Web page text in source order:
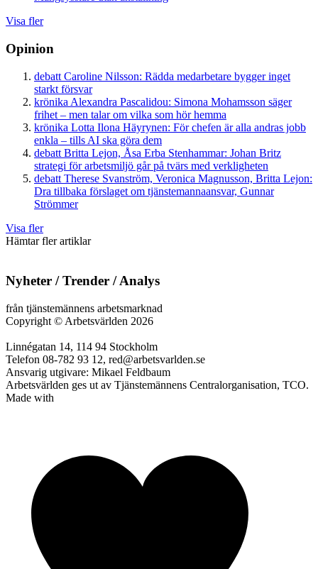
Visa fler
Opinion
debatt Caroline Nilsson: Rädda medarbetare bygger inget
starkt försvar
krönika Alexandra Pascalidou: Simona Mohamsson säger
frihet – men talar om vilka som hör hemma
krönika Lotta Ilona Häyrynen: För chefen är alla andras jobb
enkla – tills AI ska göra dem
debatt Britta Lejon, Åsa Erba Stenhammar: Johan Britz
strategi för arbetsmiljö går på tvärs med verkligheten
debatt Therese Svanström, Veronica Magnusson, Britta Lejon:
Dra tillbaka förslaget om tjänstemannaansvar, Gunnar
Strömmer
Visa fler
Hämtar fler artiklar
Nyheter / Trender / Analys
från tjänstemännens arbetsmarknad
Copyright © Arbetsvärlden 2026
Linnégatan 14, 114 94 Stockholm
Telefon 08-782 93 12, red@arbetsvarlden.se
Ansvarig utgivare: Mikael Feldbaum
Arbetsvärlden ges ut av Tjänstemännens Centralorganisation, TCO.
Made with